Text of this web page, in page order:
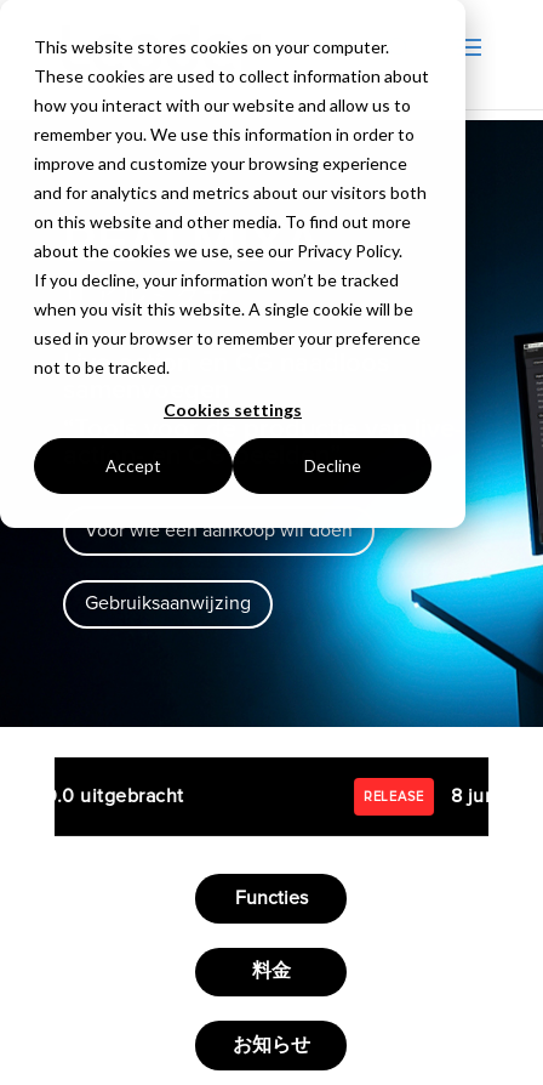
This website stores cookies on your computer.
These cookies are used to collect information about
how you interact with our website and allow us to
remember you. We use this information in order to
improve and customize your browsing experience
and for analytics and metrics about our visitors both
on this website and other media. To find out more
about the cookies we use, see our Privacy Policy.
If you decline, your information won’t be tracked
when you visit this website. A single cookie will be
used in your browser to remember your preference
not to be tracked.
Cookies settings
Accept Decline
REALMIXA
リアルミクサ
Live-action en CG naadloos
“Tools voor de productie van live-
action- en CG-beelden”
Voor wie een aankoop wil doen
Gebruiksaanwijzing
.0.0 uitgebracht RELEASE 8 juni 2026
Functies
料金
お知らせ